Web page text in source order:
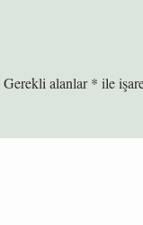
Gerekli alanlar* ile